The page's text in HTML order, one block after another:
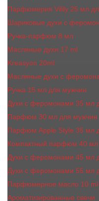
Парфюмерия Vilily 25 мл
Шариковые духи с
Ручка-парфюм 8 мл
Масляные духи 17 ml
Kreasyon 20ml
Масляные духи c
Ручка 15 мл для мужчин
Духи с феромонами 35 мл
Парфюм 30 мл для мужчин
Парфюм Apple Style 35 мл
Компактный парфюм 40 мл
Духи с феромонами 45 мл
Духи с феромонами 55 мл
Парфюмерное масло 10 ml
Ароматизированные свечи